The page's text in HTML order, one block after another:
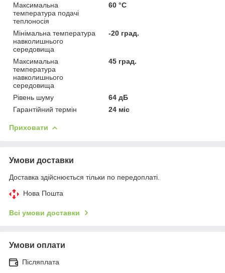
Максимальна
температура подачі
теплоносія
60 °С
Мінімальна температура
навколишнього
середовища
-20 град.
Максимальна
температура
навколишнього
середовища
45 град.
Рівень шуму
64 дБ
Гарантійний термін
24 міс
Приховати
Умови доставки
Доставка здійснюється тільки по передоплаті.
Нова Пошта
Всі умови доставки
Умови оплати
Післяплата